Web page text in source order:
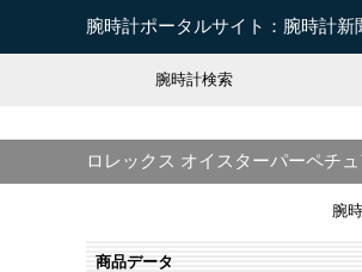
腕時計ポータルサイト：腕時計新
腕時計検索
ロレックス オイスターパーペチ
腕
商品データ